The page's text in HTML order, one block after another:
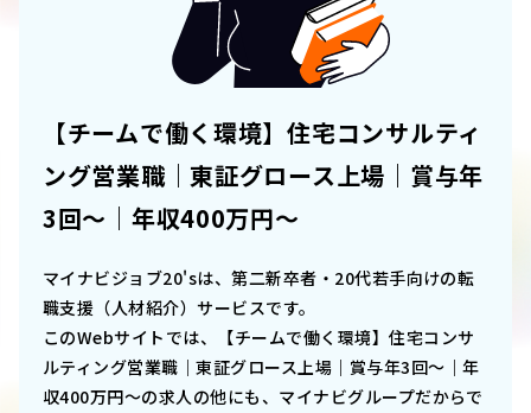
【チームで働く環境】住宅コンサルティ
ング営業職｜東証グロース上場｜賞与年
3回～｜年収400万円～
マイナビジョブ20'sは、第二新卒者・20代若手向けの転
職支援（人材紹介）サービスです。
このWebサイトでは、
【チームで働く環境】住宅コンサ
ルティング営業職｜東証グロース上場｜賞与年3回～｜年
収400万円～の求人の他にも、マイナビグループだからで